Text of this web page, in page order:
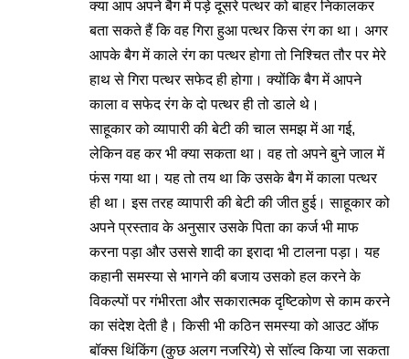
क्या आप अपने बैग में पड़े दूसरे पत्थर को बाहर निकालकर
बता सकते हैं कि वह गिरा हुआ पत्थर किस रंग का था। अगर
आपके बैग में काले रंग का पत्थर होगा तो निश्चित तौर पर मेरे
हाथ से गिरा पत्थर सफेद ही होगा। क्योंकि बैग में आपने
काला व सफेद रंग के दो पत्थर ही तो डाले थे।
साहूकार को व्यापारी की बेटी की चाल समझ में आ गई,
लेकिन वह कर भी क्या सकता था। वह तो अपने बुने जाल में
फंस गया था। यह तो तय था कि उसके बैग में काला पत्थर
ही था। इस तरह व्यापारी की बेटी की जीत हुई। साहूकार को
अपने प्रस्ताव के अनुसार उसके पिता का कर्ज भी माफ
करना पड़ा और उससे शादी का इरादा भी टालना पड़ा। यह
कहानी समस्या से भागने की बजाय उसको हल करने के
विकल्पों पर गंभीरता और सकारात्मक दृष्टिकोण से काम करने
का संदेश देती है। किसी भी कठिन समस्या को आउट ऑफ
बॉक्स थिंकिंग (कुछ अलग नजरिये) से सॉल्व किया जा सकता